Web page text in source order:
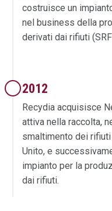
costruisce un
nel business della
derivati dai rifiuti
2012
Recydia acquisisce
attiva nella raccolta,
smaltimento dei
Unito, e
impianto per la
dai rifiuti.